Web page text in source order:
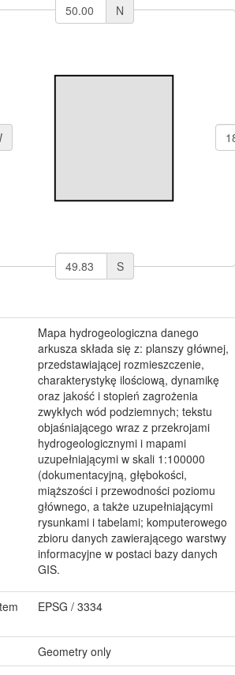
N
S
Mapa hydrogeologiczna danego
arkusza składa się z: planszy głównej,
przedstawiającej rozmieszczenie,
charakterystykę ilościową, dynamikę
oraz jakość i stopień zagrożenia
zwykłych wód podziemnych; tekstu
objaśniającego wraz z przekrojami
hydrogeologicznymi i mapami
uzupełniającymi w skali 1:100000
(dokumentacyjną, głębokości,
miąższości i przewodności poziomu
głównego, a także uzupełniającymi
rysunkami i tabelami; komputerowego
zbioru danych zawierającego warstwy
informacyjne w postaci bazy danych
GIS.
EPSG / 3334
Geometry only